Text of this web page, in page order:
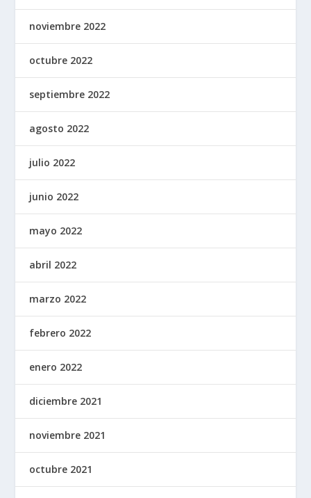
noviembre 2022
octubre 2022
septiembre 2022
agosto 2022
julio 2022
junio 2022
mayo 2022
abril 2022
marzo 2022
febrero 2022
enero 2022
diciembre 2021
noviembre 2021
octubre 2021